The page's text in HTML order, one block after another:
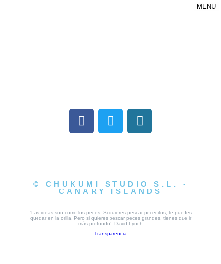
MENU
© CHUKUMI STUDIO S.L. -
CANARY ISLANDS
“Las ideas son como los peces. Si quieres pescar pececitos, te puedes
quedar en la orilla. Pero si quieres pescar peces grandes, tienes que ir
más profundo”, David Lynch
Transparencia